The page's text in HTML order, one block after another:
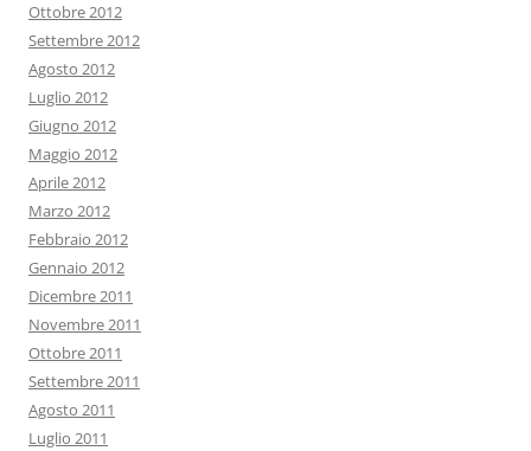
Ottobre 2012
Settembre 2012
Agosto 2012
Luglio 2012
Giugno 2012
Maggio 2012
Aprile 2012
Marzo 2012
Febbraio 2012
Gennaio 2012
Dicembre 2011
Novembre 2011
Ottobre 2011
Settembre 2011
Agosto 2011
Luglio 2011